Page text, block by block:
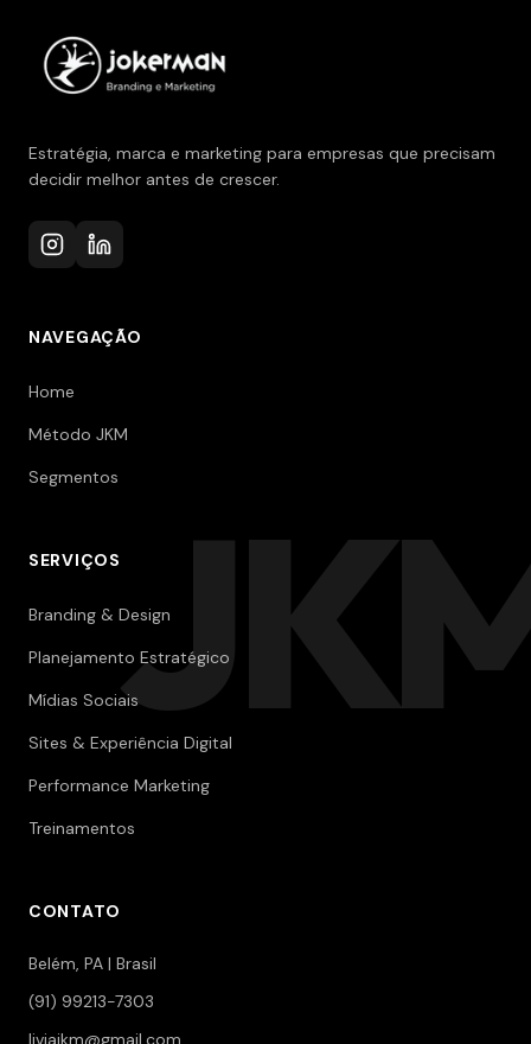
Estratégia, marca e marketing para empresas que precisam
decidir melhor antes de crescer.
NAVEGAÇÃO
Home
Método JKM
Segmentos
SERVIÇOS
Branding & Design
Planejamento Estratégico
Mídias Sociais
Sites & Experiência Digital
Performance Marketing
Treinamentos
CONTATO
Belém, PA | Brasil
(91) 99213-7303
liviajkm@gmail.com